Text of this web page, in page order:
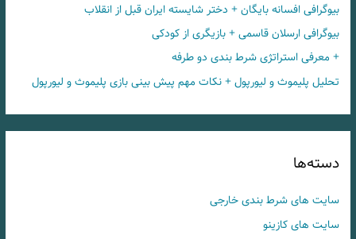
بیوگرافی افسانه بایگان + دختر شایسته ایران قبل از انقلاب
بیوگرافی ارسلان قاسمی + بازیگری از کودکی
+ معرفی استراتژی شرط بندی دو طرفه
تحلیل پلیموث و لیورپول + نکات مهم پیش بینی بازی پلیموث و لیورپول
دسته‌ها
سایت های شرط بندی خارجی
سایت های کازینو